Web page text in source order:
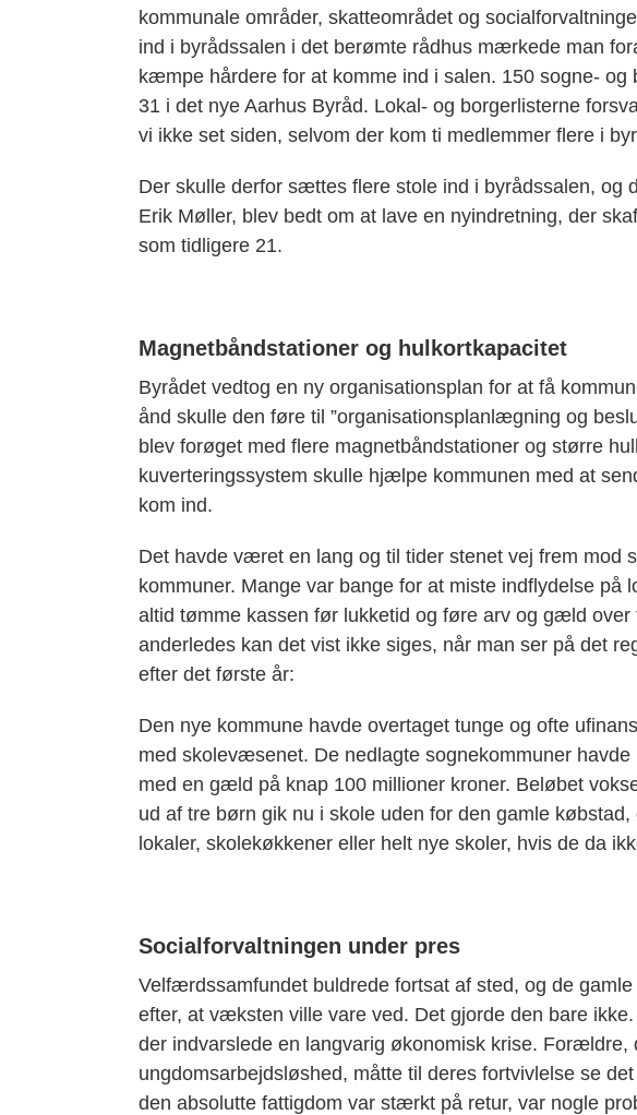
kommunale områder, skatteområdet og
ind i byrådssalen i det berømte rådhus mærkede man
kæmpe hårdere for at komme ind i salen. 150 sogne- og
31 i det nye Aarhus Byråd. Lokal- og borgerlisterne
vi ikke set siden, selvom der kom ti medlemmer flere i
Der skulle derfor sættes flere stole ind i byrådssalen, og
Erik Møller, blev bedt om at lave en nyindretning, der
som tidligere 21.
Magnetbåndstationer og hulkortkapacitet
Byrådet vedtog en ny organisationsplan for at få
ånd skulle den føre til ”organisationsplanlægning og
blev forøget med flere magnetbåndstationer og større
kuverteringssystem skulle hjælpe kommunen med at
kom ind.
Det havde været en lang og til tider stenet vej frem mod
kommuner. Mange var bange for at miste indflydelse på
altid tømme kassen før lukketid og føre arv og gæld over
anderledes kan det vist ikke siges, når man ser på det
efter det første år:
Den nye kommune havde overtaget tunge og ofte
med skolevæsenet. De nedlagte sognekommuner
med en gæld på knap 100 millioner kroner. Beløbet
ud af tre børn gik nu i skole uden for den gamle
lokaler, skolekøkkener eller helt nye skoler, hvis de da
Socialforvaltningen under pres
Velfærdssamfundet buldrede fortsat af sted, og de
efter, at væksten ville vare ved. Det gjorde den bare
der indvarslede en langvarig økonomisk krise. Forældre,
ungdomsarbejdsløshed, måtte til deres fortvivlelse se
den absolutte fattigdom var stærkt på retur, var nogle